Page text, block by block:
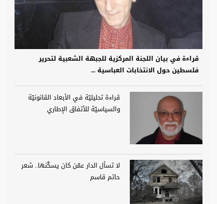
قراءة في بيان اللجنة المركزية للجبهة الشعبية لتحرير
فلسطين حول الانتخابات العباسية ...
قراءة تحليليّة في الأبعاد القانونيّة
والسياسيّة للأتفاق الإطاري
لا تسأل الدار عمّن كان يسكُنها.. شعر
حاتم قاسم